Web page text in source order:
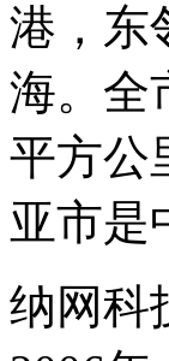
港，东
海。全
平方公
亚市是
纳网科